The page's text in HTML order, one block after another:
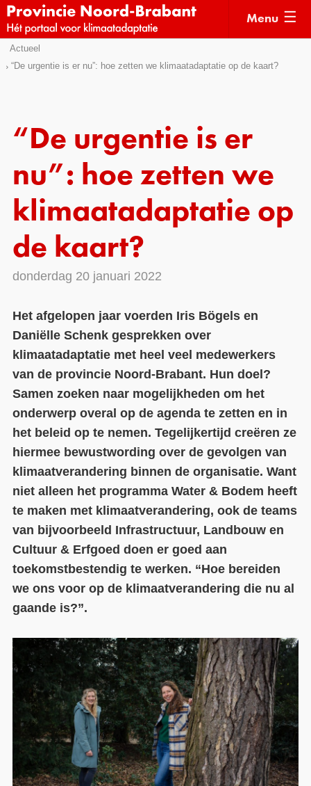
Sla
links
naar
Direct
naar
de
inhoud
Menu
Actueel
“De urgentie is er nu”: hoe zetten we klimaatadaptatie op de kaart?
“De urgentie is er
nu”: hoe zetten we
klimaatadaptatie op
de kaart?
donderdag 20 januari 2022
Het afgelopen jaar voerden Iris Bögels en
Daniëlle Schenk gesprekken over
klimaatadaptatie met heel veel medewerkers
van de provincie Noord-Brabant. Hun doel?
Samen zoeken naar mogelijkheden om het
onderwerp overal op de agenda te zetten en in
het beleid op te nemen. Tegelijkertijd creëren ze
hiermee bewustwording over de gevolgen van
klimaatverandering binnen de organisatie. Want
niet alleen het programma Water & Bodem heeft
te maken met klimaatverandering, ook de teams
van bijvoorbeeld Infrastructuur, Landbouw en
Cultuur & Erfgoed doen er goed aan
toekomstbestendig te werken. “Hoe bereiden
we ons voor op de klimaatverandering die nu al
gaande is?”.
Kennisdossiers
Hulpmiddelen
Voorbeelden
Subsidies
Monitoring
Contact
LIFE-IP Klimaatadaptatie
Weerbaar Dommelland